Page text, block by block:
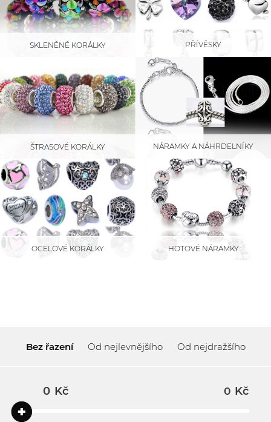
SKLENĚNÉ KORÁLKY PŘÍVĚSKY
ŠTRASOVÉ KORÁLKY NÁRAMKY A NÁHRDELNÍKY
OCELOVÉ KORÁLKY HOTOVÉ NÁRAMKY
Bez řazení Od nejlevnějšího Od nejdražšího
Kč Kč